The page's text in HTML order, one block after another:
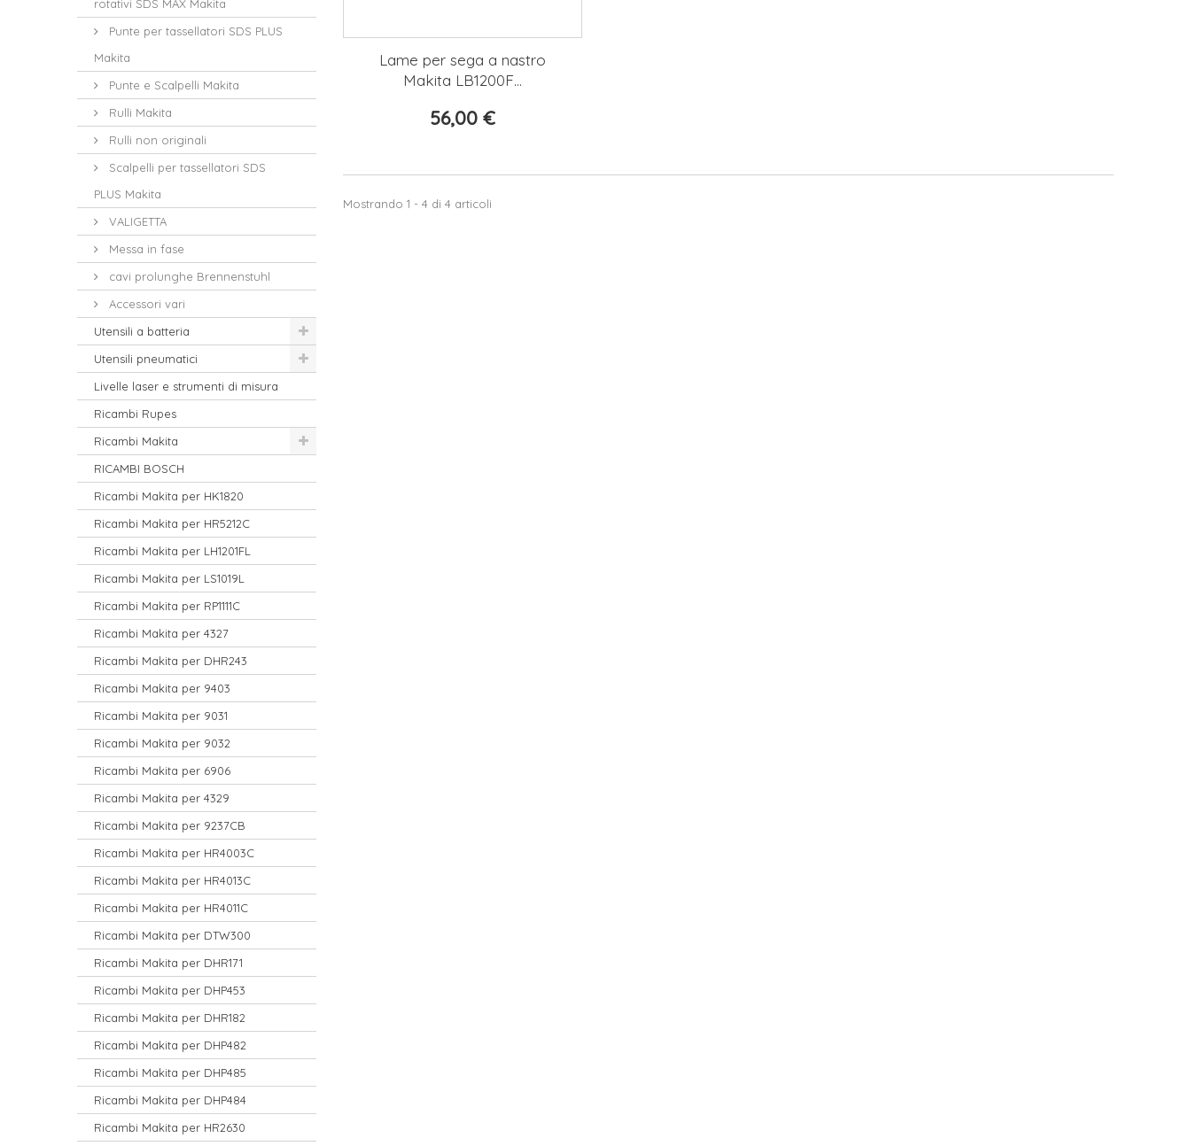
rotativi SDS MAX Makita
Punte per tassellatori SDS PLUS
Makita
Punte e Scalpelli Makita
Rulli Makita
Rulli non originali
Scalpelli per tassellatori SDS
PLUS Makita
VALIGETTA
Messa in fase
cavi prolunghe Brennenstuhl
Accessori vari
Utensili a batteria
Utensili pneumatici
Livelle laser e strumenti di misura
Ricambi Rupes
Ricambi Makita
RICAMBI BOSCH
Ricambi Makita per HK1820
Ricambi Makita per HR5212C
Ricambi Makita per LH1201FL
Ricambi Makita per LS1019L
Ricambi Makita per RP1111C
Ricambi Makita per 4327
Ricambi Makita per DHR243
Ricambi Makita per 9403
Ricambi Makita per 9031
Ricambi Makita per 9032
Ricambi Makita per 6906
Ricambi Makita per 4329
Ricambi Makita per 9237CB
Ricambi Makita per HR4003C
Ricambi Makita per HR4013C
Ricambi Makita per HR4011C
Ricambi Makita per DTW300
Ricambi Makita per DHR171
Ricambi Makita per DHP453
Ricambi Makita per DHR182
Ricambi Makita per DHP482
Ricambi Makita per DHP485
Ricambi Makita per DHP484
Ricambi Makita per HR2630
Lame per sega a nastro
Makita LB1200F...
56,00 €
Mostrando 1 - 4 di 4 articoli